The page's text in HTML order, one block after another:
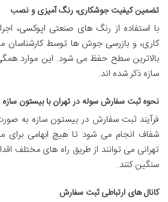
تضمین کیفیت جوشکاری، رنگ آمیزی و نصب
با استفاده از رنگ های صنعتی اپوکسی،
کاری، و بازرسی جوش ها توسط کارشناسان
بالاترین سطح حفظ می شود. این موارد
سازه ذکر شده اند.
نحوه ثبت سفارش سوله در تهران با بیستون سازه
فرآیند ثبت سفارش در بیستون سازه به
شفاف انجام می شود تا هیچ ابهامی برای
تهرانی می توانند از طریق راه های مختلف
سنگین کنند.
کانال های ارتباطی ثبت سفارش